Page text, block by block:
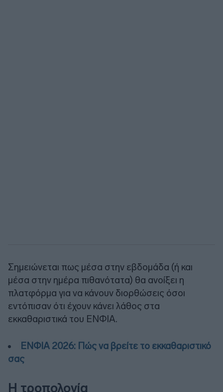
Σημειώνεται πως μέσα στην εβδομάδα (ή και
μέσα στην ημέρα πιθανότατα) θα ανοίξει η
πλατφόρμα για να κάνουν διορθώσεις όσοι
εντόπισαν ότι έχουν κάνει λάθος στα
εκκαθαριστικά του ΕΝΦΙΑ.
ΕΝΦΙΑ 2026: Πώς να βρείτε το εκκαθαριστικό
σας
Η τροπολογία